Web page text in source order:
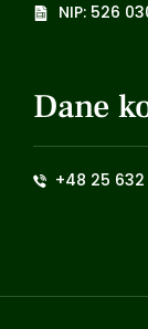
NIP: 526
Dane
+48 25 632